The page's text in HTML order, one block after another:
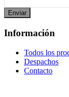
Enviar
Información
Todos los
Despachos
Contacto